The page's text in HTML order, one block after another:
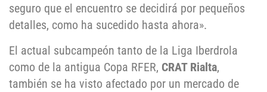
seguro que el encuentro se decidirá por pequeños
detalles, como ha sucedido hasta ahora».
El actual subcampeón tanto de la Liga Iberdrola
como de la antigua Copa RFER, CRAT Rialta,
también se ha visto afectado por un mercado de